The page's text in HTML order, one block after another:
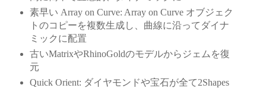
素早い Array on Curve: Array on Curve オブジェク
トのコピーを複数生成し、曲線に沿ってダイナ
ミックに配置
古いMatrixやRhinoGoldのモデルからジェムを復
元
Quick Orient: ダイヤモンドや宝石が全て2Shapes